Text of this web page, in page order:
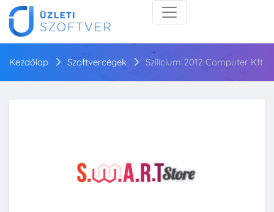
Kezdőlap Szoftvercégek Szilícium 2012 Computer Kft